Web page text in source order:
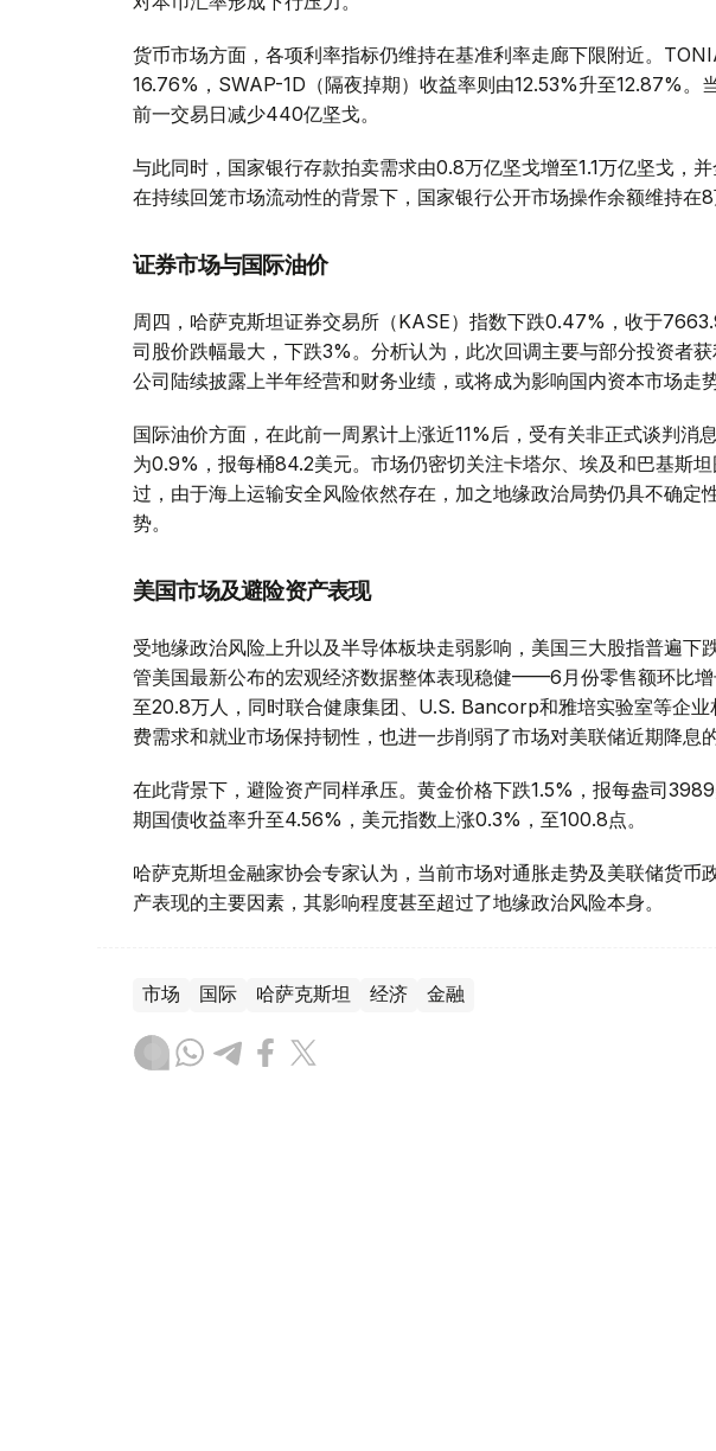
货币市场方面，各项利率指标仍维持在基准利率走廊下限附近。
16.76%，SWAP-1D（隔夜掉期）收益率则由12.53%升至12.87%。
前一交易日减少440亿坚戈。
与此同时，国家银行存款拍卖需求由0.8万亿坚戈增至1.1万亿坚戈，
在持续回笼市场流动性的背景下，国家银行公开市场操作余额维持在8
证券市场与国际油价
周四，哈萨克斯坦证券交易所（KASE）指数下跌0.47%，收于
司股价跌幅最大，下跌3%。分析认为，此次回调主要与部分投资者
公司陆续披露上半年经营和财务业绩，或将成为影响国内资本市场走
国际油价方面，在此前一周累计上涨近11%后，受有关非正式谈判消
为0.9%，报每桶84.2美元。市场仍密切关注卡塔尔、埃及和巴基斯
过，由于海上运输安全风险依然存在，加之地缘政治局势仍具不确定
势。
美国市场及避险资产表现
受地缘政治风险上升以及半导体板块走弱影响，美国三大股指普遍下
管美国最新公布的宏观经济数据整体表现稳健——6月份零售额环比
至20.8万人，同时联合健康集团、U.S. Bancorp和雅培实验室等企
费需求和就业市场保持韧性，也进一步削弱了市场对美联储近期降息的
在此背景下，避险资产同样承压。黄金价格下跌1.5%，报每盎司
期国债收益率升至4.56%，美元指数上涨0.3%，至100.8点。
哈萨克斯坦金融家协会专家认为，当前市场对通胀走势及美联储货币
产表现的主要因素，其影响程度甚至超过了地缘政治风险本身。
市场 国际 哈萨克斯坦 经济 金融